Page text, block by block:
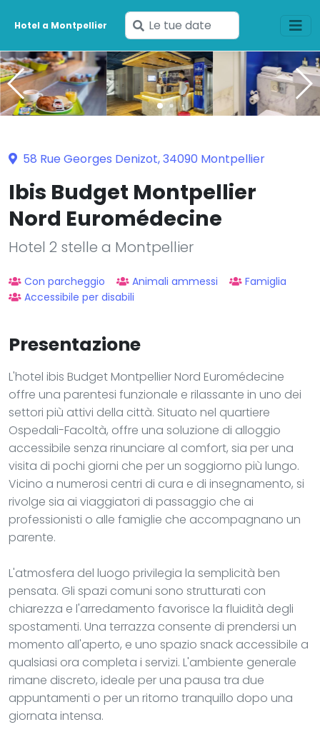
Hotel a Montpellier
Inserisci
le
tue
date
58 Rue Georges Denizot, 34090 Montpellier
Ibis Budget Montpellier
Nord Euromédecine
Hotel 2 stelle a Montpellier
Con parcheggio Animali ammessi
Famiglia
Accessibile per disabili
Presentazione
L'hotel ibis Budget Montpellier Nord Euromédecine
offre una parentesi funzionale e rilassante in uno dei
settori più attivi della città. Situato nel quartiere
Ospedali-Facoltà, offre una soluzione di alloggio
accessibile senza rinunciare al comfort, sia per una
visita di pochi giorni che per un soggiorno più lungo.
Vicino a numerosi centri di cura e di insegnamento, si
rivolge sia ai viaggiatori di passaggio che ai
professionisti o alle famiglie che accompagnano un
parente.
L'atmosfera del luogo privilegia la semplicità ben
pensata. Gli spazi comuni sono strutturati con
chiarezza e l'arredamento favorisce la fluidità degli
spostamenti. Una terrazza consente di prendersi un
momento all'aperto, e uno spazio snack accessibile a
qualsiasi ora completa i servizi. L'ambiente generale
rimane discreto, ideale per una pausa tra due
appuntamenti o per un ritorno tranquillo dopo una
giornata intensa.